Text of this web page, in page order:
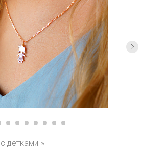
детками »